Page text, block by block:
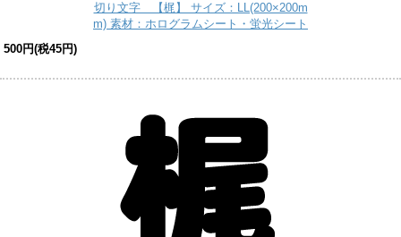
切り文字 【梶】 サイズ：LL(200×200m
m) 素材：ホログラムシート・蛍光シート
500円(税45円)